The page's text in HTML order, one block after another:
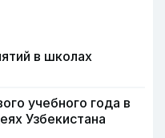
в школах
учебного года в
Узбекистана